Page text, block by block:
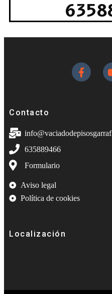
Contacto
635889466
Formulario
Aviso legal
Política de cookies
Localización